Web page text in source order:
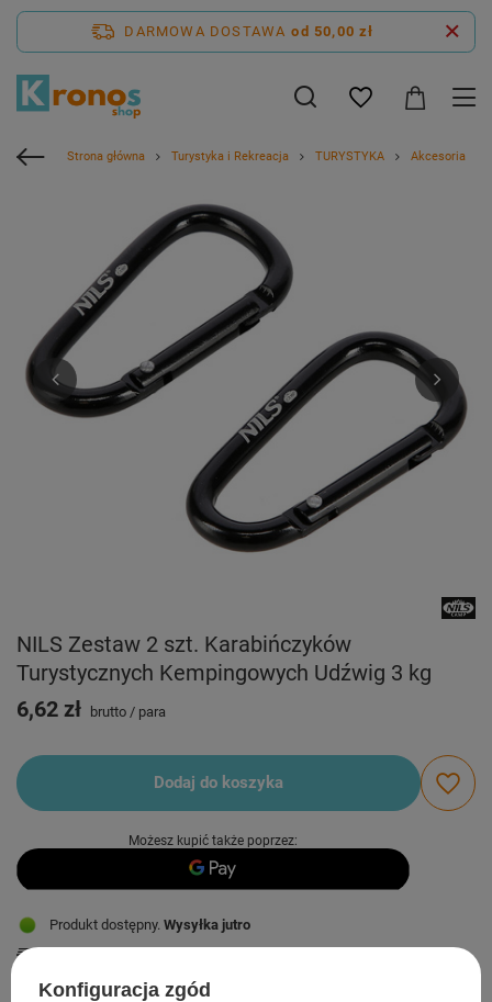
DARMOWA DOSTAWA od 50,00 zł
Strona główna Turystyka i Rekreacja TURYSTYKA Akcesoria
NILS Zestaw 2 szt. Karabińczyków
Turystycznych Kempingowych Udźwig 3 kg
6,62 zł
brutto / para
Dodaj do koszyka
Możesz kupić także poprzez:
Produkt dostępny Wysyłka jutro
30dni na łatwy zwrot
Konfiguracja zgód